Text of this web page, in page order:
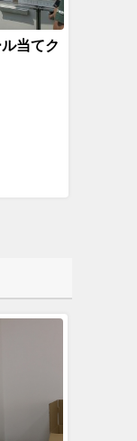
当てク